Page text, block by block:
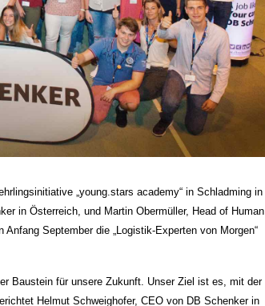
„young.stars academy“ in Schladming in
in Österreich, und Martin Obermüller, Head of Human
September die „Logistik-Experten von Morgen“
Baustein für unsere Zukunft. Unser Ziel ist es, mit der
Helmut Schweighofer, CEO von DB Schenker in